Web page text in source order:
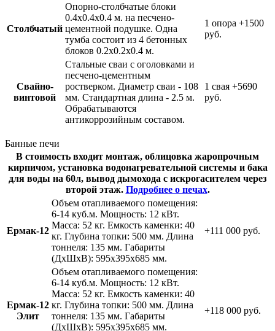
Столбчатый
Опорно-столбчатые блоки
0.4х0.4х0.4 м. на песчено-
цементной подушке. Одна
тумба состоит из 4 бетонных
блоков 0.2х0.2х0.4 м.
1 опора +1500
руб.
Свайно-
винтовой
Стальные сваи с оголовками и
песчено-цементным
ростверком. Диаметр сваи - 108
мм. Стандартная длина - 2.5 м.
Обрабатываются
антикоррозийным составом.
1 свая +5690
руб.
Банные печи
В стоимость входит монтаж, облицовка жаропрочным
кирпичом, установка водонагревательной системы и бака
для воды на 60л, вывод дымохода с искрогасителем через
второй этаж. Подробнее о печах.
Ермак-12
Объем отапливаемого помещения:
6-14 куб.м. Мощность: 12 кВт.
Масса: 52 кг. Емкость каменки: 40
кг. Глубина топки: 500 мм. Длина
тоннеля: 135 мм. Габариты
(ДхШхВ): 595х395х685 мм.
+111 000 руб.
Ермак-12
Элит
Объем отапливаемого помещения:
6-14 куб.м. Мощность: 12 кВт.
Масса: 52 кг. Емкость каменки: 40
кг. Глубина топки: 500 мм. Длина
тоннеля: 135 мм. Габариты
(ДхШхВ): 595х395х685 мм.
+118 000 руб.